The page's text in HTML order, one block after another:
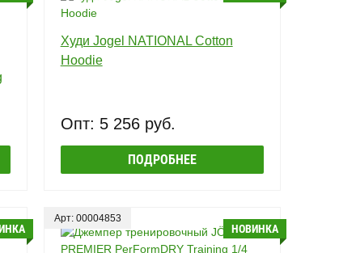
Худи Jogel NATIONAL Cotton
Hoodie
Опт: 5 256 руб.
ПОДРОБНЕЕ
Арт: 00004853
НОВИНКА